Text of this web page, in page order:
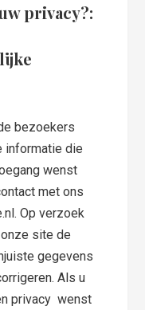
privacy?:
bezoekers
informatie die
wenst
met ons
Op verzoek
site de
gegevens
Als u
privacy wenst